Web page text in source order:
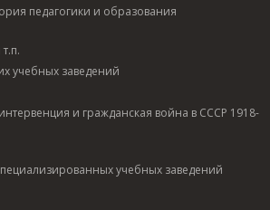
педагогики и образования
учебных заведений
и гражданская война в СССР 1918-
учебных заведений